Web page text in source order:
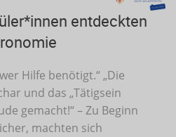
entdeckten
Hilfe benötigt.“ „Die
und das „Tätigsein
gemacht!“ – Zu Beginn
machten sich